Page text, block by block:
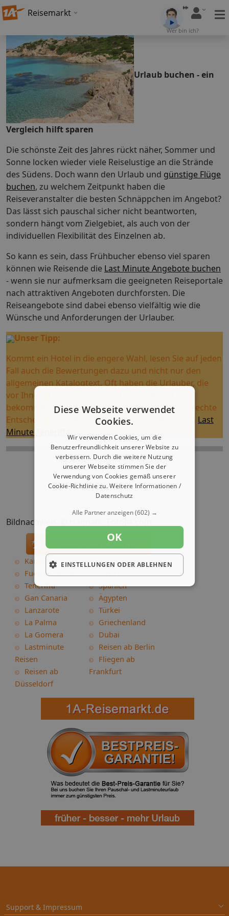
Reisemarkt
Wer bin ich?
Kanaren
Fuerteventura
Teneriffa
Gan Canaria
Lanzarote
La Palma
La Gomera
Lastminute
Reisen
Reisen ab
Düsseldorf
Mallorca
Ibiza
Spanien
Ägypten
Türkei
Griechenland
Dubai
Reisen ab Berlin
Fliegen ab
Frankfurt
Urlaub buchen - ein
Vergleich hilft sparen
Die schönste Zeit des Jahres rückt näher, Sommer und
Sonne locken wieder viele Reiselustige an die Strände
des Südens. Doch wann den Urlaub und günstige Flüge
buchen, zu welchem Zeitpunkt haben die
Reiseveranstalter die besten Schnäppchen im Angebot?
Das lässt sich pauschal sicher nicht beantworten,
sondern hängt vom Zielgebiet, als auch von der
individuellen Flexibilität des Einzelnen ab.
So kann es sein, dass Frühbucher ebenso viel sparen
können wie Reisende die Last Minute Angebote buchen
- wenn sie nur aufmerksam die geeigneten Reiseportale
nach attraktiven Angeboten durchforsten. Die
Reiseangebote sind dabei ebenso vielfältig wie die
Wünsche und Anforderungen der Urlauber.
Unser Tipp:
Kommt ein Hotel in die engere Wahl, lesen Sie auf jeden
Fall auch die Bewertungen dazu und nicht nur den
allgemeinen Katalogtext. Oft haben die Urlauber, die
vor Ihnen da waren, sogar Fotos eingestellt - so
bekommen Sie authentische Eindrücke und eine echte
Entscheidungshilfe wenn Sie beispielsweise nach Last
Minute Teneriffa
Bildnachweis: © Hannah - Fotolia.com
Support & Impressum
Diese Webseite verwendet
Cookies.
Wir verwenden Cookies, um die
Benutzerfreundlichkeit unserer Website zu
verbessern. Durch die weitere Nutzung
unserer Webseite stimmen Sie der
Verwendung von Cookies gemäß unserer
Cookie-Richtlinie zu.Weitere Informationen /
Datenschutz
Alle Partner anzeigen(602) →
OK
EINSTELLUNGEN ODER ABLEHNEN